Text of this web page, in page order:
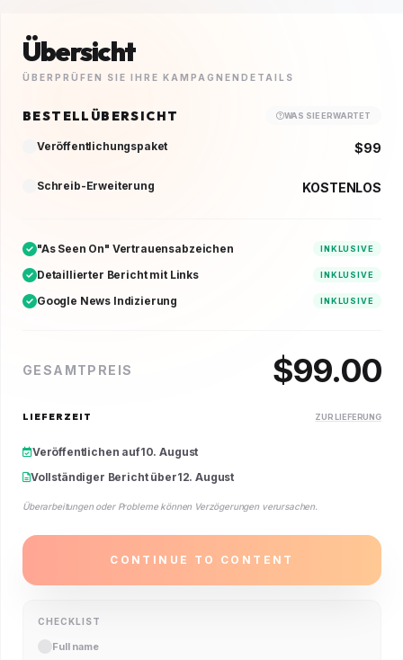
Übersicht
ÜBERPRÜFEN SIE IHRE KAMPAGNENDETAILS
BESTELLÜBERSICHT WAS SIE ERWARTET
Veröffentlichungspaket $99
Schreib-Erweiterung KOSTENLOS
"As Seen On" Vertrauensabzeichen INKLUSIVE
Detaillierter Bericht mit Links INKLUSIVE
Google News Indizierung INKLUSIVE
GESAMTPREIS $99.00
LIEFERZEIT ZUR LIEFERUNG
Veröffentlichen auf10. August
Vollständiger Bericht über12. August
Überarbeitungen oder Probleme können Verzögerungen verursachen.
CONTINUE TO CONTENT
CHECKLIST
Full name